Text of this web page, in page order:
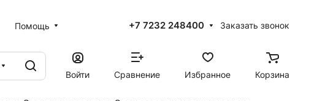
Помощь +7 7232 248400 Заказать звонок
Войти
Сравнение Избранное Корзина